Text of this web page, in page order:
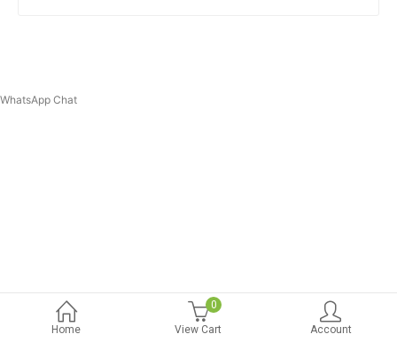
Home
0
View Cart
Account
WhatsApp Chat